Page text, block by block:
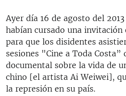
Ayer día 16 de agosto del
habían cursado una
para que los disidentes
sesiones "Cine a Toda Costa”
documental sobre la vida de
chino [el artista Ai Weiwei],
la represión en su país.